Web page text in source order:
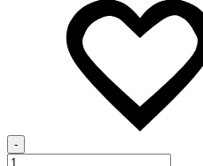
-